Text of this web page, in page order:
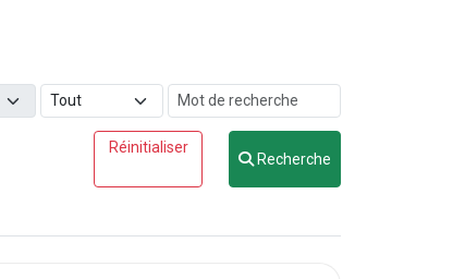
Réinitialiser
Recherche